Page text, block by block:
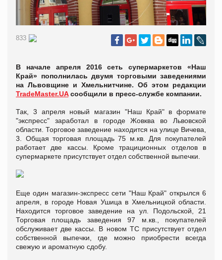
833
В начале апреля 2016 сеть супермаркетов «Наш
Край» пополнилась двумя торговыми заведениями
на Львовщине и Хмельнитчине. Об этом редакции
TradeMaster.UAсообщили в пресс-службе компании.
Так, 3 апреля новый магазин "Наш Край" в формате
"экспресс" заработал в городе Жовква во Львовской
области. Торговое заведение находится на улице Вичева,
3. Общая торговая площадь 75 м.кв. Для покупателей
работает две кассы. Кроме трациционных отделов в
супермаркете присутствует отдел собственной выпечки.
Еще один магазин-экспресс сети "Наш Край" открылся 6
апреля, в городе Новая Ушица в Хмельницкой области.
Находится торговое заведение на ул. Подольской, 21
Торговая площадь заведения 97 м.кв., покупателей
обслуживает две кассы. В новом ТС присутствует отдел
собственной выпечки, где можно приобрести всегда
свежую и ароматную сдобу.